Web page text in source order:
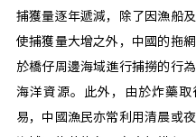
捕獲量逐年遞減，除了因漁船
使捕獲量大增之外，中國的拖
於橋仔周邊海域進行捕撈的行
海洋資源。此外，由於炸藥取
易，中國漁民亦常利用清晨或